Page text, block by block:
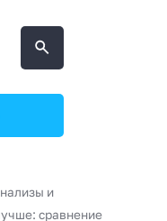
и
сравнение